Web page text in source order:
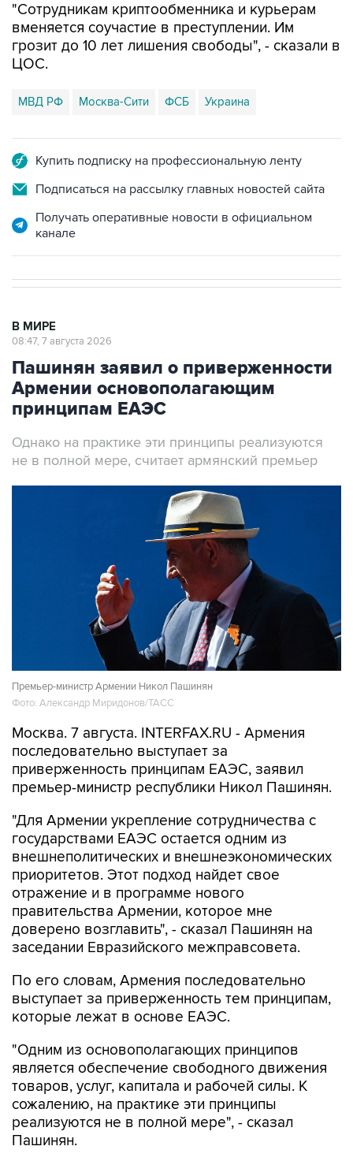
"Сотрудникам криптообменника и курьерам
вменяется соучастие в преступлении. Им
грозит до 10 лет лишения свободы", - сказали в
ЦОС.
МВД РФ Москва-Сити ФСБ Украина
Купить подписку на профессиональную ленту
Подписаться на рассылку главных новостей сайта
Получать оперативные новости в официальном
канале
В МИРЕ
08:47, 7 августа 2026
Пашинян заявил о приверженности
Армении основополагающим
принципам ЕАЭС
Однако на практике эти принципы реализуются
не в полной мере, считает армянский премьер
Премьер-министр Армении Никол Пашинян
Фото: Александр Миридонов/ТАСС
Москва. 7 августа. INTERFAX.RU - Армения
последовательно выступает за
приверженность принципам ЕАЭС, заявил
премьер-министр республики Никол Пашинян.
"Для Армении укрепление сотрудничества с
государствами ЕАЭС остается одним из
внешнеполитических и внешнеэкономических
приоритетов. Этот подход найдет свое
отражение и в программе нового
правительства Армении, которое мне
доверено возглавить", - сказал Пашинян на
заседании Евразийского межправсовета.
По его словам, Армения последовательно
выступает за приверженность тем принципам,
которые лежат в основе ЕАЭС.
"Одним из основополагающих принципов
является обеспечение свободного движения
товаров, услуг, капитала и рабочей силы. К
сожалению, на практике эти принципы
реализуются не в полной мере", - сказал
Пашинян.